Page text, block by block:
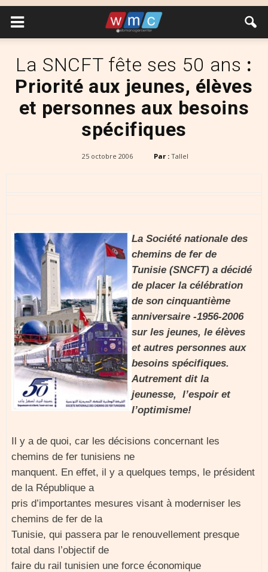
La SNCFT fête ses 50 ans :
Priorité aux jeunes, élèves
et personnes aux besoins
spécifiques
25 octobre 2006 Par : Tallel
La Société nationale des
chemins de fer de
Tunisie (SNCFT) a décidé
de placer la célébration
de son cinquantième
anniversaire -1956-2006
sur les jeunes, le élèves
et autres personnes aux
besoins spécifiques.
Autrement dit la
jeunesse, l’espoir et
l’optimisme!
Il y a de quoi, car les décisions concernant les
chemins de fer tunisiens ne
manquent. En effet, il y a quelques temps, le président
de la République a
pris d’importantes mesures visant à moderniser les
chemins de fer de la
Tunisie, qui passera par le renouvellement presque
total dans l’objectif de
faire du rail tunisien une force économique